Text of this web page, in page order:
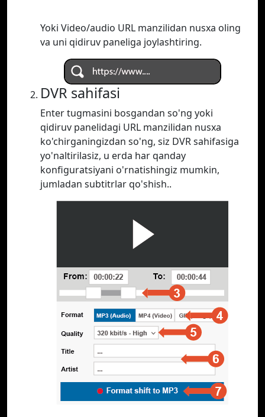
Yoki Video/audio URL manzilidan nusxa oling
va uni qidiruv paneliga joylashtiring.
DVR sahifasi
Enter tugmasini bosgandan so'ng yoki
qidiruv panelidagi URL manzilidan nusxa
ko'chirganingizdan so'ng, siz DVR sahifasiga
yo'naltirilasiz, u erda har qanday
konfiguratsiyani o'rnatishingiz mumkin,
jumladan subtitrlar qo'shish..